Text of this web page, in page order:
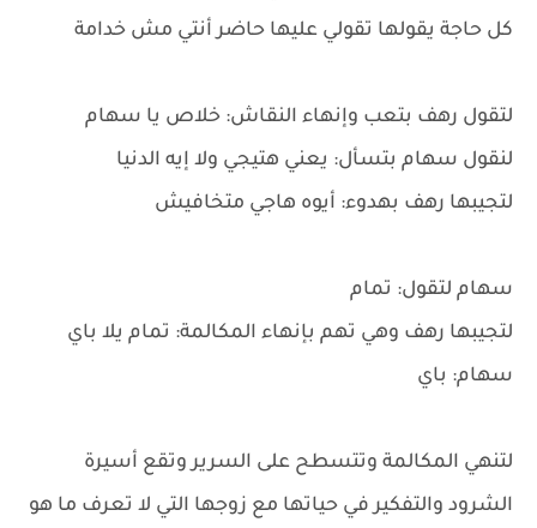
كل حاجة يقولها تقولي عليها حاضر أنتي مش خدامة
لتقول رهف بتعب وإنهاء النقاش: خلاص يا سهام
لنقول سهام بتسأل: يعني هتيجي ولا إيه الدنيا
لتجيبها رهف بهدوء: أيوه هاجي متخافيش
سهام لتقول: تمام
لتجيبها رهف وهي تهم بإنهاء المكالمة: تمام يلا باي
سهام: باي
لتنهي المكالمة وتتسطح على السرير وتقع أسيرة
الشرود والتفكير في حياتها مع زوجها التي لا تعرف ما هو